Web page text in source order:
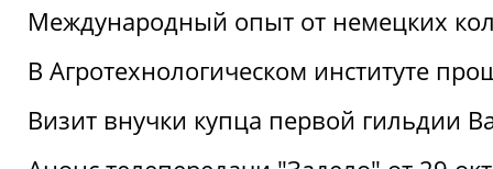
Международный опыт от немецких
В Агротехнологическом институте
Визит внучки купца первой гильдии